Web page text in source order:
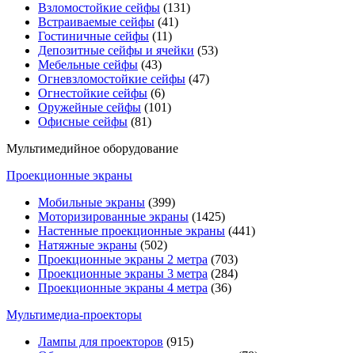
Взломостойкие сейфы (131)
Встраиваемые сейфы (41)
Гостиничные сейфы (11)
Депозитные сейфы и ячейки (53)
Мебельные сейфы (43)
Огневзломостойкие сейфы (47)
Огнестойкие сейфы (6)
Оружейные сейфы (101)
Офисные сейфы (81)
Мультимедийное оборудование
Проекционные экраны
Мобильные экраны (399)
Моторизированные экраны (1425)
Настенные проекционные экраны (441)
Натяжные экраны (502)
Проекционные экраны 2 метра (703)
Проекционные экраны 3 метра (284)
Проекционные экраны 4 метра (36)
Мультимедиa-проекторы
Лампы для проекторов (915)